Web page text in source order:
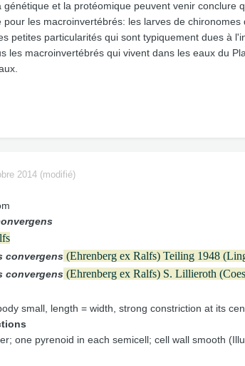
génétique et la protéomique peuvent venir conclure
pour les macroinvertébrés: les larves de
petites particularités qui sont typiquement dues à
les macroinvertébrés qui vivent dans les eaux du
2014 (modifié)
convergens (Ehrenberg ex Ralfs) Teiling 1948
convergens (Ehrenberg ex Ralfs) S. Lillieroth
small, length = width, strong constriction at its
one pyrenoid in each semicell; cell wall smooth